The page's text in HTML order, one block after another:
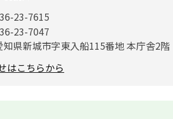
23-7615
23-7047
知県新城市字東入船115番地 本庁舎2階
はこちらから